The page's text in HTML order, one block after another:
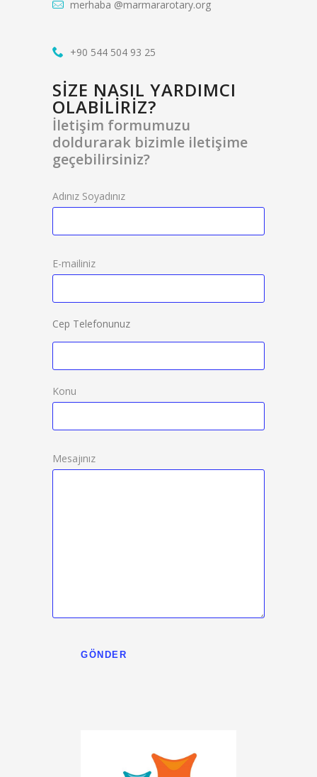
merhaba @marmararotary.org
+90 544 504 93 25
SİZE NASIL YARDIMCI
OLABİLİRİZ?
İletişim formumuzu
doldurarak bizimle iletişime
geçebilirsiniz?
Adınız Soyadınız
E-mailiniz
Cep Telefonunuz
Konu
Mesajınız